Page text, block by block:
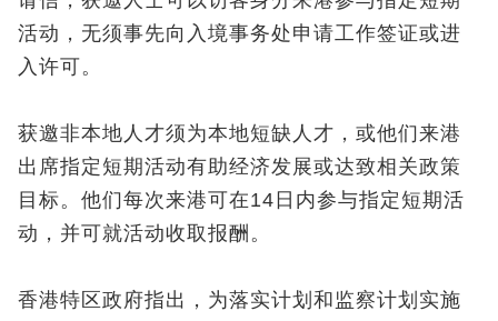
活动，无须事先向入境事务处申请工作签证或进
入许可。
获邀非本地人才须为本地短缺人才，或他们来港
出席指定短期活动有助经济发展或达致相关政策
目标。他们每次来港可在14日内参与指定短期活
动，并可就活动收取报酬。
香港特区政府指出，为落实计划和监察计划实施